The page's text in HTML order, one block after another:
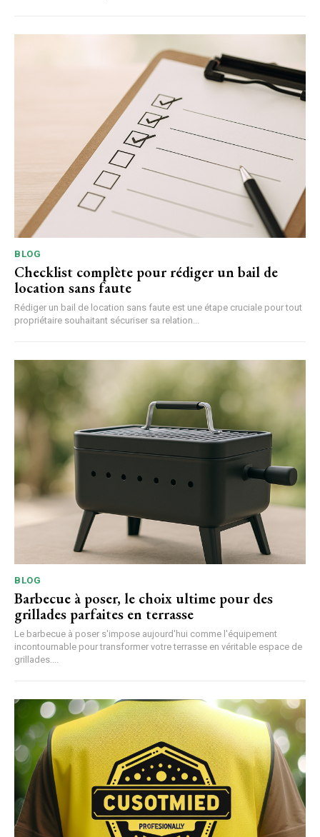
BLOG
Checklist complète pour rédiger un bail de
location sans faute
Rédiger un bail de location sans faute est une étape cruciale pour tout
propriétaire souhaitant sécuriser sa relation...
BLOG
Barbecue à poser, le choix ultime pour des
grillades parfaites en terrasse
Le barbecue à poser s'impose aujourd'hui comme l'équipement
incontournable pour transformer votre terrasse en véritable espace de
grillades....